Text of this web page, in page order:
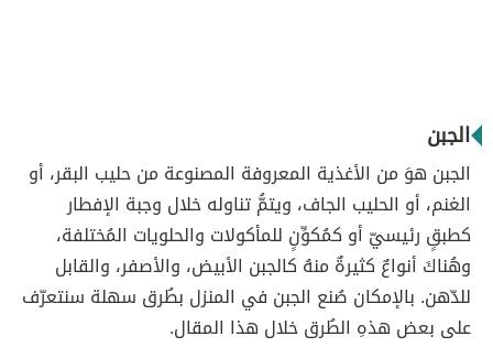
الجبن
الجبن هوَ من الأغذية المعروفة المصنوعة من حليب البقر، أو
الغنم، أو الحليب الجاف، ويتمُّ تناوله خلال وجبة الإفطار
كطبقٍ رئيسيّ أو كمُكوِّنٍ للمأكولات والحلويات المُختلفة،
وهُناكَ أنواعٌ كثيرةٌ منهُ كالجبن الأبيض، والأصفر، والقابل
للدّهن. بالإمكان صُنع الجبن في المنزل بطُرق سهلة سنتعرّف
على بعض هذهِ الطُرق خلال هذا المقال.